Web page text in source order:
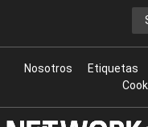
Nosotros Etiquetas